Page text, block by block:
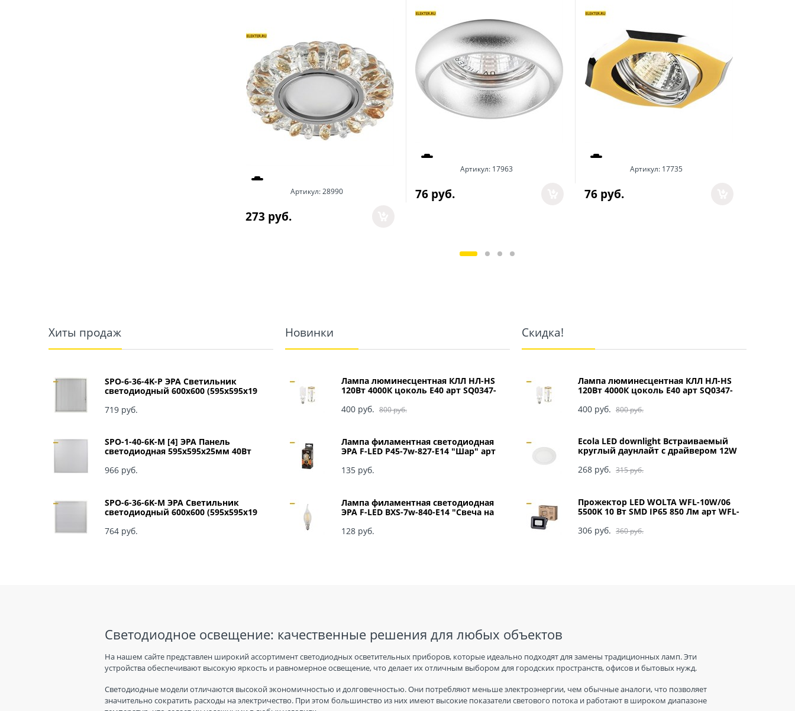
Артикул:28990
273 руб.
Артикул: 17963
76 руб.
Артикул: 17735
76 руб.
Хиты продаж
SPO-6-36-4K-P ЭРА Светильник
светодиодный 600х600 (595x595x19
Призма Б0039057
719 руб.
SPO-1-40-6K-M [4] ЭРА Панель
светодиодная 595x595x25мм 40Вт
966 руб.
SPO-6-36-6K-M ЭРА Светильник
светодиодный 600х600 (595x595x19
Матовый Б0039318
764 руб.
Новинки
Лампа люминесцентная КЛЛ НЛ-HS
120Вт 4000К цоколь Е40 арт SQ0347-
800 руб.
400 руб.
Лампа филаментная светодиодная
ЭРА F-LED P45-7w-827-E14 "Шар" арт
135 руб.
Лампа филаментная светодиодная
ЭРА F-LED BXS-7w-840-E14 "Свеча на
128 руб.
Скидка!
Лампа люминесцентная КЛЛ НЛ-HS
120Вт 4000К цоколь Е40 арт SQ0347-
800 руб.
400 руб.
Ecola LED downlight Встраиваемый
круглый даунлайт с драйвером 12W
315 руб.
268 руб.
Прожектор LED WOLTA WFL-10W/06
5500K 10 Вт SMD IP65 850 Лм арт WFL-
360 руб.
306 руб.
Светодиодное освещение: качественные решения для любых объектов
На нашем сайте представлен широкий ассортимент светодиодных осветительных приборов, которые идеально подходят для замены традиционных ламп. Эти
устройства обеспечивают высокую яркость и равномерное освещение, что делает их отличным выбором для городских пространств, офисов и бытовых нужд.
Светодиодные модели отличаются высокой экономичностью и долговечностью. Они потребляют меньше электроэнергии, чем обычные аналоги, что позволяет
значительно сократить расходы на электричество. При этом большинство из них имеют высокие показатели светового потока и работают в широком диапазоне